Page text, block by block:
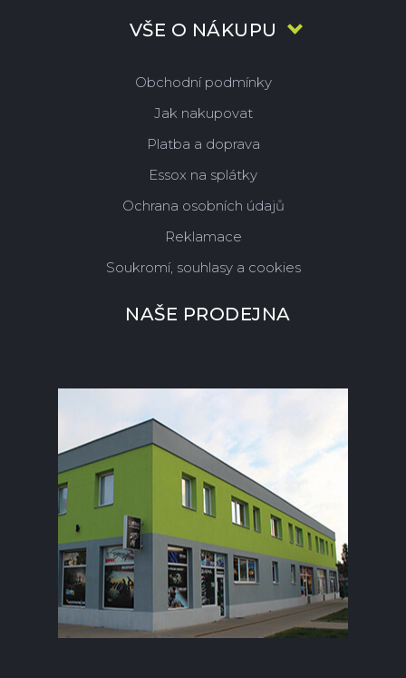
VŠE O NÁKUPU
Obchodní podmínky
Jak nakupovat
Platba a doprava
Essox na splátky
Ochrana osobních údajů
Reklamace
Soukromí, souhlasy a cookies
NAŠE PRODEJNA